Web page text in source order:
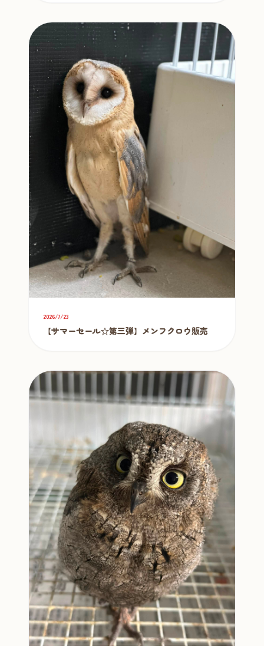
2026/7/23
【サマーセール☆第三弾】メンフクロウ販売